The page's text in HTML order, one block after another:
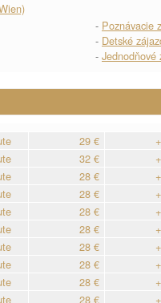
- Poznávacie
- Detské
- Jednodňové
29 €
32 €
28 €
28 €
28 €
28 €
28 €
28 €
28 €
28 €